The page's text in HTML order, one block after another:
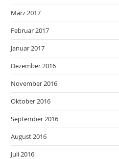
März 2017
Februar 2017
Januar 2017
Dezember 2016
November 2016
Oktober 2016
September 2016
August 2016
Juli 2016